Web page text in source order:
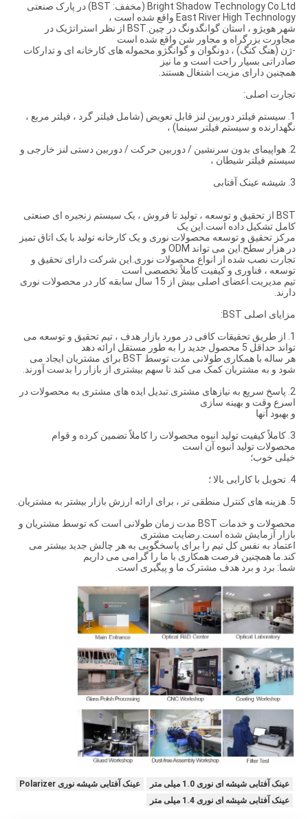
Bright Shadow Technology Co.Ltd (مخفف: BST) در پارک صنعتی
East River High Technology واقع شده است ،
شهر هویژو ، استان گوانگدونگ در چین.BST از نظر استراتژیک در
مجاورت بزرگراه و مجاور شن واقع شده است
-ژن (هنگ کنگ) ، دونگوان و گوانگژو.محموله های کارخانه ای و تدارکات
صادراتی بسیار راحت است و ما نیز
همچنین دارای مزیت اشتغال هستند.
تجارت اصلی:
1. سیستم فیلتر دوربین لنز قابل تعویض (شامل فیلتر گرد ، فیلتر مربع ،
نگهدارنده و سیستم فیلتر سینما) ،
2. هواپیمای بدون سرنشین / دوربین حرکت / دوربین دستی لنز خارجی و
سیستم فیلتر شیطان ،
3. شیشه عینک آفتابی
BST از تحقیق و توسعه ، تولید تا فروش ، یک سیستم زنجیره ای صنعتی
کامل تشکیل داده است.این یک
مرکز تحقیق و توسعه محصولات نوری و یک کارخانه تولید با یک اتاق تمیز
در هزار سطح.این می تواند ODM و
تجارت نصب شده از انواع محصولات نوری.این شرکت دارای تحقیق و
توسعه ، فناوری و کیفیت کاملاً تخصصی است
تیم مدیریت.اعضای اصلی بیش از 15 سال سابقه کار در محصولات نوری
دارند.
مزایای اصلی BST:
1. از طریق تحقیقات کافی در مورد بازار هدف ، تیم تحقیق و توسعه می
تواند حداقل 5 محصول جدید را به طور مستقل ارائه دهد
هر ساله با همکاری طولانی مدت توسط BST برای مشتریان ایجاد می
شود و به مشتریان کمک می کند تا سهم بیشتری از بازار را بدست آورند.
2. پاسخ سریع به نیازهای مشتری.تبدیل ایده های مشتری به محصولات در
اسرع وقت و بهینه سازی
و بهبود آنها
3. كاملاً كیفیت تولید انبوه محصولات را كاملاً تضمین كرده و قوام
محصولات تولید انبوه آن است
خیلی خوب؛
4. تحویل با کارایی بالا ؛
5. هزینه های کنترل منطقی تر ، برای ارائه ارزش بازار بیشتر به مشتریان.
محصولات و خدمات BST مدت زمان طولانی است که توسط مشتریان و
بازار آزمایش شده است.رضایت مشتری
اعتماد به نفس کل تیم را برای پاسخگویی به هر چالش جدید بیشتر می
کند.ما همچنین فرصت همکاری با ما را گرامی می داریم
شما: برد و برد هدف مشترک ما و پیگیری است.
عینک آفتابی شیشه ای نوری 1.0 میلی متر
عینک آفتابی شیشه نوری Polarizer
عینک آفتابی شیشه ای نوری 1.4 میلی متر